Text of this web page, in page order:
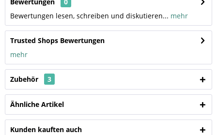
Bewertungen lesen, schreiben und diskutieren... mehr
Trusted Shops Bewertungen
mehr
Zubehör 3
Ähnliche Artikel
Kunden kauften auch